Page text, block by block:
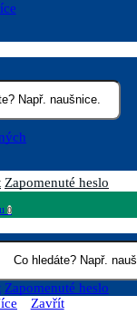
Zapomenuté heslo
0
Zapomenuté heslo
Zavřít